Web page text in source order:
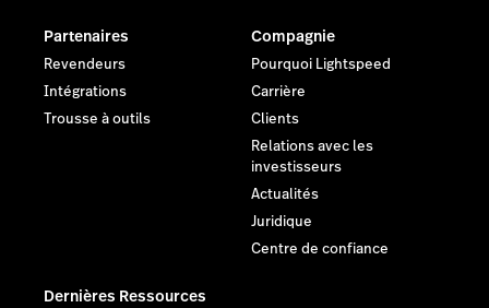
Partenaires
Revendeurs
Intégrations
Trousse à outils
Compagnie
Pourquoi Lightspeed
Carrière
Clients
Relations avec les
investisseurs
Actualités
Juridique
Centre de confiance
Dernières Ressources